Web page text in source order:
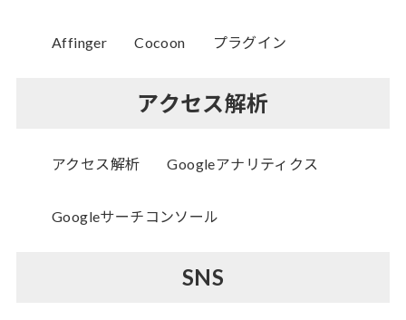
Affinger Cocoon プラグイン
アクセス解析
アクセス解析 Googleアナリティクス
Googleサーチコンソール
SNS